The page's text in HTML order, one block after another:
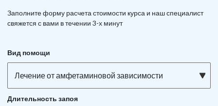
Заполните форму расчета стоимости курса и наш специалист
свяжется с вами в течении 3-х минут
Вид помощи
Лечение от амфетаминовой зависимости
Длительность запоя